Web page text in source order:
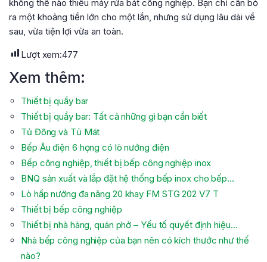
không thể nào thiếu máy rửa bát công nghiệp. Bạn chỉ cần bỏ
ra một khoảng tiền lớn cho một lần, nhưng sử dụng lâu dài về
sau, vừa tiện lợi vừa an toàn.
Lượt xem:477
Xem thêm:
Thiết bị quầy bar
Thiết bị quầy bar: Tất cả những gì bạn cần biết
Tủ Đông và Tủ Mát
Bếp Âu điện 6 họng có lò nướng điện
Bếp công nghiệp, thiết bị bếp công nghiệp inox
BNQ sản xuất và lắp đặt hệ thống bếp inox cho bếp…
Lò hấp nướng đa năng 20 khay FM STG 202 V7 T
Thiết bị bếp công nghiệp
Thiết bị nhà hàng, quán phở – Yếu tố quyết định hiệu…
Nhà bếp công nghiệp của bạn nên có kích thước như thế
nào?